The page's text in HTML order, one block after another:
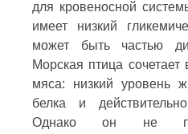
для кровеносной
имеет низкий
может быть частью
Морская птица
мяса: низкий уровень
белка и
Однако он не